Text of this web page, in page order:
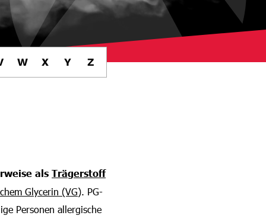
W X Y Z
als Trägerstoff
Glycerin (VG). PG-
Personen allergische